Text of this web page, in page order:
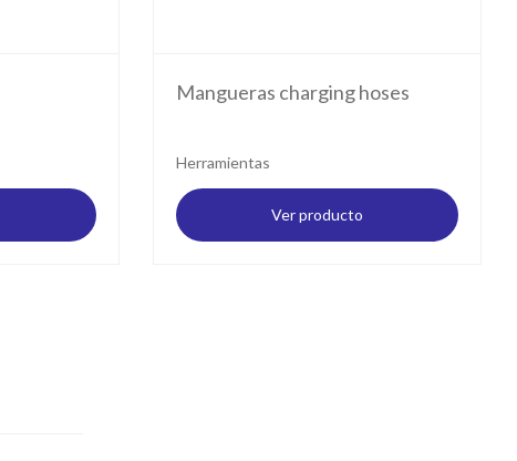
Mangueras charging hoses
Herramientas
Ver producto